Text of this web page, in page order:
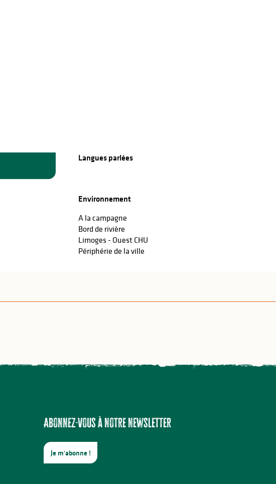
Langues parlées
Langues parlées
Environnement
Environnement
A la campagne
Bord de rivière
Limoges - Ouest CHU
Périphérie de la ville
Abonnez-vous à notre newsletter
Je m'abonne !